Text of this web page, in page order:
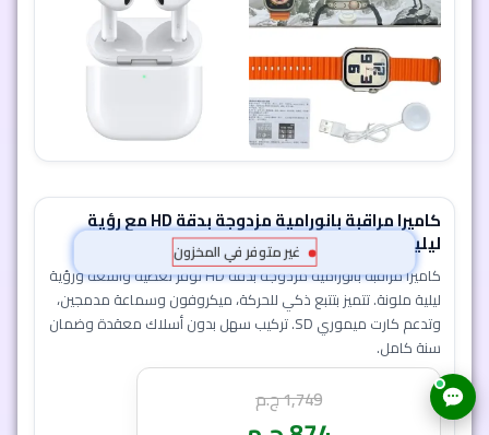
كاميرا مراقبة بانورامية مزدوجة بدقة HD مع رؤية
ليلية وتنبيهات ذكية وضمان سنة
كاميرا مراقبة بانورامية مزدوجة بدقة HD توفر تغطية واسعة ورؤية
ليلية ملونة. تتميز بتتبع ذكي للحركة، ميكروفون وسماعة مدمجين،
وتدعم كارت ميموري SD. تركيب سهل بدون أسلاك معقدة وضمان
سنة كامل.
1,749ج.م
غير متوفر في المخزون